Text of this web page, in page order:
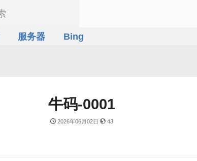
服务器 Bing
牛码-0001
2026年06月02日 43